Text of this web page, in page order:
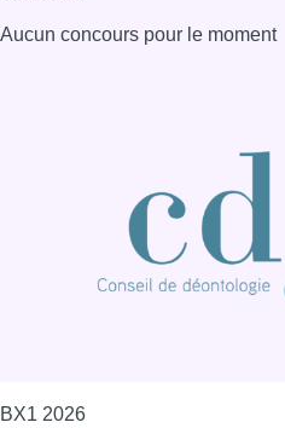
Aucun concours pour le moment
BX1 2026